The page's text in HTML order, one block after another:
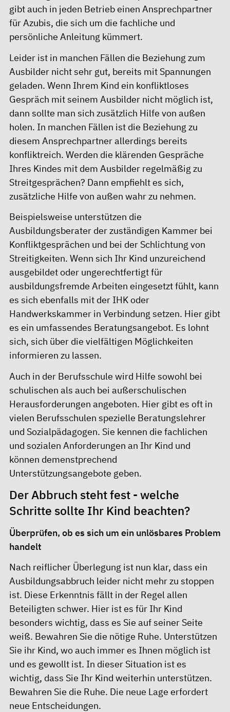
gibt auch in jeden Betrieb einen Ansprechpartner
für Azubis, die sich um die fachliche und
persönliche Anleitung kümmert.
Leider ist in manchen Fällen die Beziehung zum
Ausbilder nicht sehr gut, bereits mit Spannungen
geladen. Wenn Ihrem Kind ein konfliktloses
Gespräch mit seinem Ausbilder nicht möglich ist,
dann sollte man sich zusätzlich Hilfe von außen
holen. In manchen Fällen ist die Beziehung zu
diesem Ansprechpartner allerdings bereits
konfliktreich. Werden die klärenden Gespräche
Ihres Kindes mit dem Ausbilder regelmäßig zu
Streitgesprächen? Dann empfiehlt es sich,
zusätzliche Hilfe von außen wahr zu nehmen.
Beispielsweise unterstützen die
Ausbildungsberater der zuständigen Kammer bei
Konfliktgesprächen und bei der Schlichtung von
Streitigkeiten. Wenn sich Ihr Kind unzureichend
ausgebildet oder ungerechtfertigt für
ausbildungsfremde Arbeiten eingesetzt fühlt, kann
es sich ebenfalls mit der IHK oder
Handwerkskammer in Verbindung setzen. Hier gibt
es ein umfassendes Beratungsangebot. Es lohnt
sich, sich über die vielfältigen Möglichkeiten
informieren zu lassen.
Auch in der Berufsschule wird Hilfe sowohl bei
schulischen als auch bei außerschulischen
Herausforderungen angeboten. Hier gibt es oft in
vielen Berufsschulen spezielle Beratungslehrer
und Sozialpädagogen. Sie kennen die fachlichen
und sozialen Anforderungen an Ihr Kind und
können demenstprechend
Unterstützungsangebote geben.
Der Abbruch steht fest - welche
Schritte sollte Ihr Kind beachten?
Überprüfen, ob es sich um ein unlösbares Problem
handelt
Nach reiflicher Überlegung ist nun klar, dass ein
Ausbildungsabbruch leider nicht mehr zu stoppen
ist. Diese Erkenntnis fällt in der Regel allen
Beteiligten schwer. Hier ist es für Ihr Kind
besonders wichtig, dass es Sie auf seiner Seite
weiß. Bewahren Sie die nötige Ruhe. Unterstützen
Sie ihr Kind, wo auch immer es Ihnen möglich ist
und es gewollt ist. In dieser Situation ist es
wichtig, dass Sie Ihr Kind weiterhin unterstützen.
Bewahren Sie die Ruhe. Die neue Lage erfordert
neue Entscheidungen.